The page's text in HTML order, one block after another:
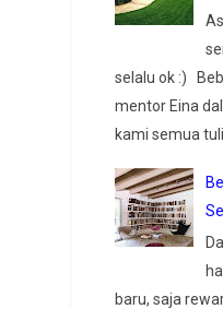
selalu ok :)
mentor Eina
kami semua
baru, saja